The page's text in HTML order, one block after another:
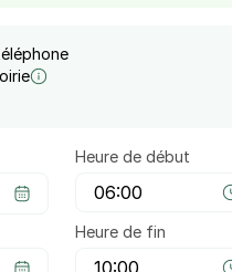
Heure de début
Heure de fin